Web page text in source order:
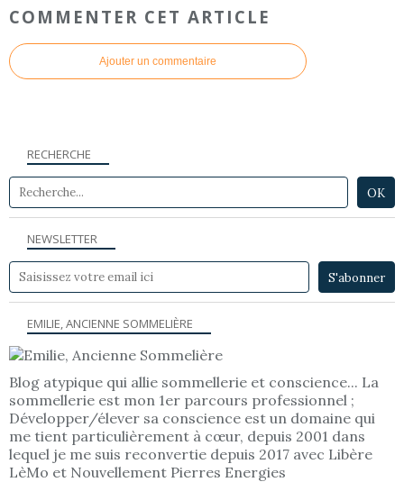
COMMENTER CET ARTICLE
Ajouter un commentaire
NEWSLETTER
RECHERCHE
EMILIE, ANCIENNE SOMMELIÈRE
Blog atypique qui allie sommellerie et conscience... La
sommellerie est mon 1er parcours professionnel ;
Développer/élever sa conscience est un domaine qui
me tient particulièrement à cœur, depuis 2001 dans
lequel je me suis reconvertie depuis 2017 avec Libère
LèMo et Nouvellement Pierres Energies